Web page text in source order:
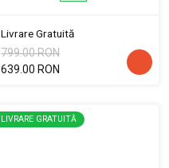
Livrare Gratuită
799.00 RON
639.00 RON
LIVRARE GRATUITĂ